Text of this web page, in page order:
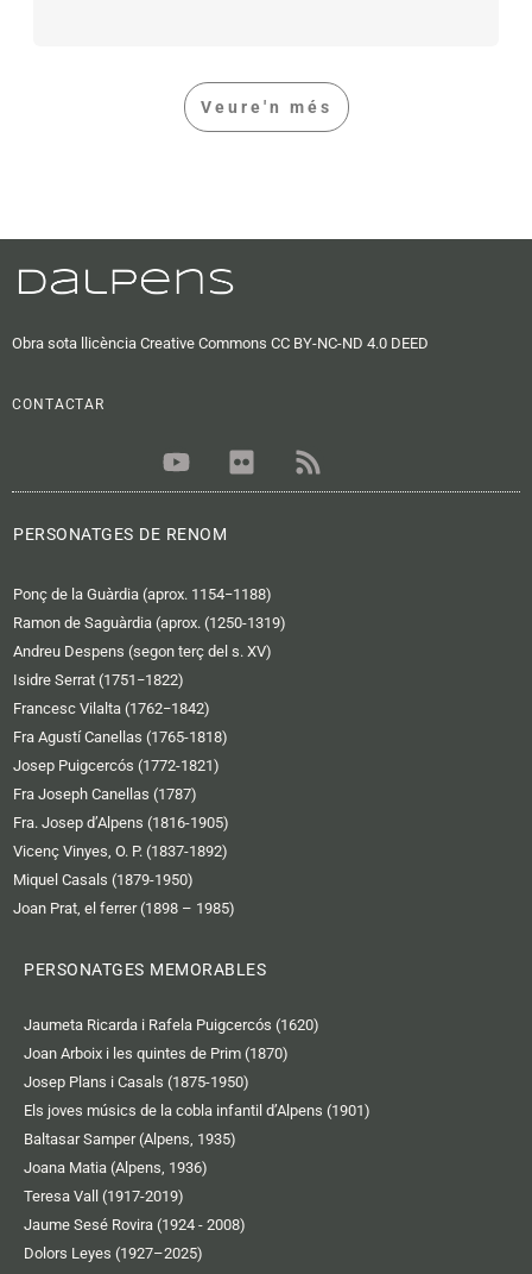
Veure'n més
Obra sota llicència Creative Commons CC BY-NC-ND 4.0 DEED
CONTACTAR
Y
o
t
b
e
F
l
r
R
s
PERSONATGES DE RENOM
Ponç de la Guàrdia (aprox. 1154−1188)
Ramon de Saguàrdia (aprox. (1250-1319)
Andreu Despens (segon terç del s. XV)
Isidre Serrat (1751−1822)
Francesc Vilalta (1762−1842)
Fra Agustí Canellas (1765-1818)
Josep Puigcercós (1772-1821)
Fra Joseph Canellas (1787)
Fra. Josep d’Alpens (1816-1905)
Vicenç Vinyes, O. P. (1837-1892)
Miquel Casals (1879-1950)
Joan Prat, el ferrer (1898 – 1985)
PERSONATGES MEMORABLES
Jaumeta Ricarda i Rafela Puigcercós (1620)
Joan Arboix i les quintes de Prim (1870)
Josep Plans i Casals (1875-1950)
Els joves músics de la cobla infantil d’Alpens (1901)
Baltasar Samper (Alpens, 1935)
Joana Matia (Alpens, 1936)
Teresa Vall (1917-2019)
Jaume Sesé Rovira (1924 - 2008)
Dolors Leyes (1927–2025)